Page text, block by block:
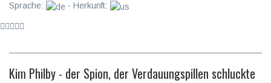
Sprache:
· Herkunft:
Kim Philby - der Spion, der Verdauungspillen schluckte